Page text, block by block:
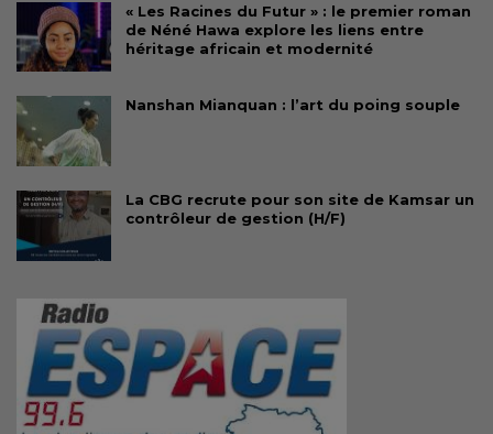
« Les Racines du Futur » : le premier roman
de Néné Hawa explore les liens entre
héritage africain et modernité
Nanshan Mianquan : l’art du poing souple
La CBG recrute pour son site de Kamsar un
contrôleur de gestion (H/F)